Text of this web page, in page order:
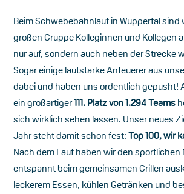
Beim Schwebebahnlauf in Wuppertal sind
großen Gruppe Kolleginnen und Kollegen
nur auf, sondern auch neben der Strecke
Sogar einige lautstarke Anfeuerer aus
dabei und haben uns ordentlich gepusht!
ein großartiger111. Platz von 1.294 Teams
sich wirklich sehen lassen. Unser neues
Jahr steht damit schon fest:Top 100, wir
Nach dem Lauf haben wir den
entspannt beim gemeinsamen Grillen
leckerem Essen, kühlen Getränken und